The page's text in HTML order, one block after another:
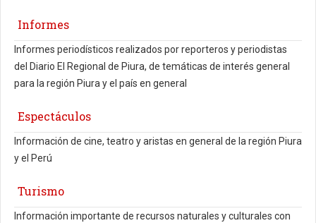
Informes
Informes periodísticos realizados por reporteros y periodistas
del Diario El Regional de Piura, de temáticas de interés general
para la región Piura y el país en general
Espectáculos
Información de cine, teatro y aristas en general de la región Piura
y el Perú
Turismo
Información importante de recursos naturales y culturales con